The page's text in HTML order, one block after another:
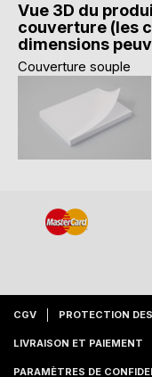
Vue 3D du
couverture (les
dimensions
Couverture souple
CGV PROTECTION
LIVRAISON ET PAIEMENT
PARAMÈTRES DE